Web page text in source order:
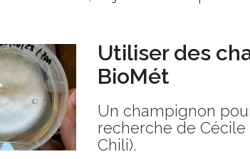
Utiliser des
BioMét
Un champignon
recherche de Cécile
Chili).